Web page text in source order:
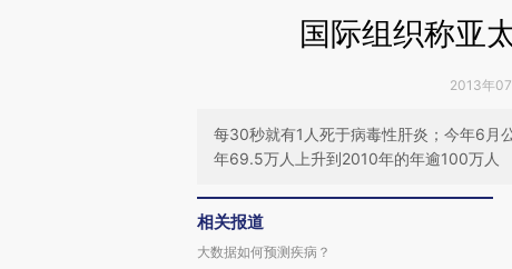
国际组织称亚
2013年
每30秒就有1人死于病毒性肝炎；今年6月
年69.5万人上升到2010年的年逾100万人
相关报道
大数据如何预测疾病？